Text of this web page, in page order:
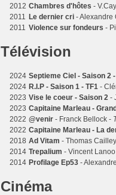
2012 Chambres d'hôtes -
2011 Le dernier cri - Alexandre
2011 Violence sur fondeurs -
Télévision
2024 Septieme Ciel - Saison 2
2024 R.I.P - Saison 1 - TF1 -
2023 Vise le coeur - Saison 2 -
2023 Capitaine Marleau -
2022 @venir - Franck Bellock -
2022 Capitaine Marleau - La
2018 Ad Vitam - Thomas
2014 Trepalium - Vincent
2014 Profilage Ep53 -
Cinéma